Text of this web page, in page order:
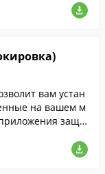
записи.
вам устан
на вашем м
защи